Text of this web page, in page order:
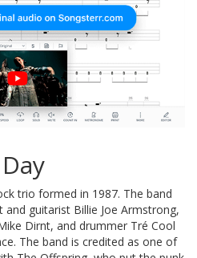
trio formed in 1987. The band
guitarist Billie Joe Armstrong,
Dirnt, and drummer Tré Cool
The band is credited as one of